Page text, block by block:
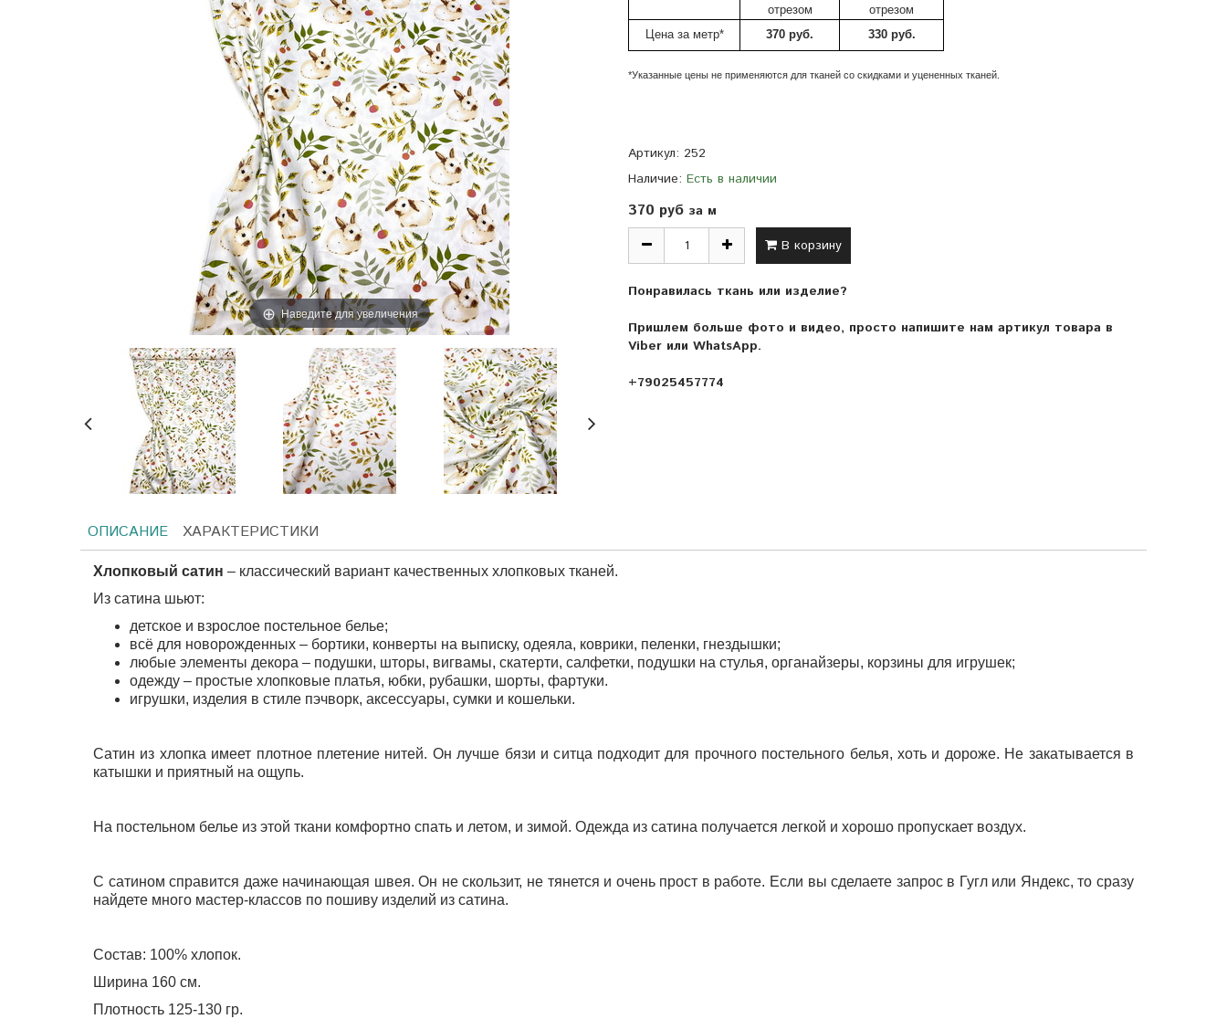
Наведите для увеличения
отрезом
отрезом
Цена за метр*
370 руб. 330 руб.
*Указанные цены не применяются для тканей со скидками и уцененных тканей.
Артикул: 252
Наличие: Есть в наличии
370 руб за м
В корзину
Понравилась ткань или изделие?
Пришлем больше фото и видео, просто напишите нам артикул товара в
Viber или WhatsApp.
+79025457774
ОПИСАНИЕ ХАРАКТЕРИСТИКИ
Хлопковый сатин – классический вариант качественных хлопковых тканей.
Из сатина шьют:
детское и взрослое постельное белье;
всё для новорожденных – бортики, конверты на выписку, одеяла, коврики, пеленки, гнездышки;
любые элементы декора – подушки, шторы, вигвамы, скатерти, салфетки, подушки на стулья, органайзеры, корзины для игрушек;
одежду – простые хлопковые платья, юбки, рубашки, шорты, фартуки.
игрушки, изделия в стиле пэчворк, аксессуары, сумки и кошельки.
Сатин из хлопка имеет плотное плетение нитей. Он лучше бязи и ситца подходит для прочного постельного белья, хоть и дороже. Не закатывается в
катышки и приятный на ощупь.
На постельном белье из этой ткани комфортно спать и летом, и зимой. Одежда из сатина получается легкой и хорошо пропускает воздух.
С сатином справится даже начинающая швея. Он не скользит, не тянется и очень прост в работе. Если вы сделаете запрос в Гугл или Яндекс, то сразу
найдете много мастер-классов по пошиву изделий из сатина.
Состав: 100% хлопок.
Ширина 160 см.
Плотность 125-130 гр.